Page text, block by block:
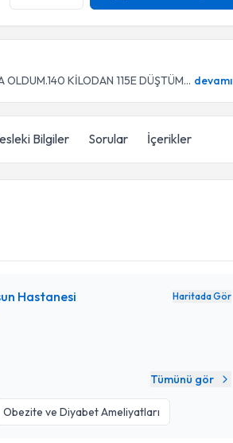
KİLODAN 115E DÜŞTÜM... devamı
Bilgiler Sorular İçerikler
Hastanesi Haritada Gör
Tümünü gör
Obezite ve Diyabet Ameliyatları